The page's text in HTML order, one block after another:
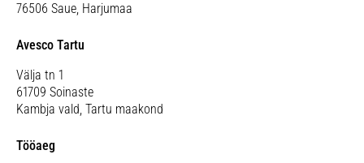
76506 Saue, Harjumaa
Avesco Tartu
Välja tn 1
61709 Soinaste
Kambja vald, Tartu maakond
Tööaeg